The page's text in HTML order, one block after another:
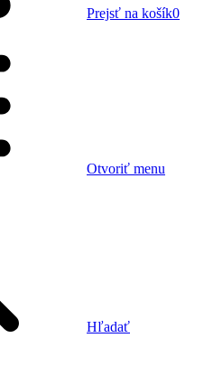
Prejsť na košík0
Otvoriť menu
Hľadať